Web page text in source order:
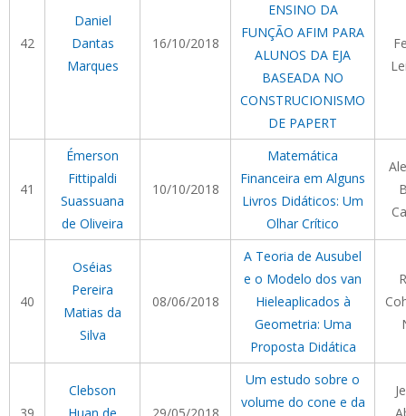
42
Daniel
Dantas
Marques
16/10/2018
ENSINO DA
FUNÇÃO AFIM PARA
ALUNOS DA EJA
BASEADA NO
CONSTRUCIONISMO
DE PAPERT
41
Émerson
Fittipaldi
Suassuana
de Oliveira
10/10/2018
Matemática
Financeira em Alguns
Livros Didáticos: Um
Olhar Crítico
40
Oséias
Pereira
Matias da
Silva
08/06/2018
A Teoria de Ausubel
e o Modelo dos van
Hieleaplicados à
Geometria: Uma
Proposta Didática
Clebson
Um estudo sobre o
volume do cone e da